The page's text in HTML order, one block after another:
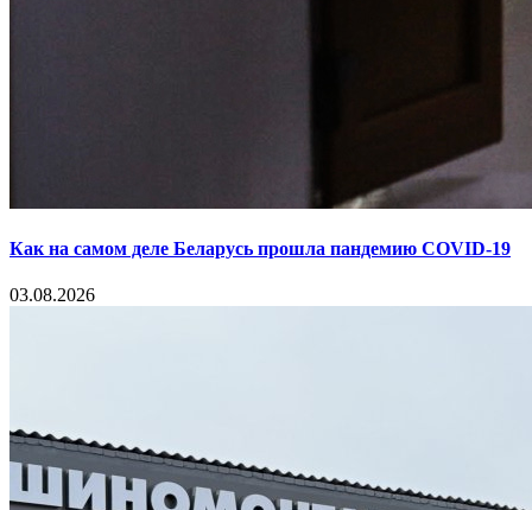
Как на самом деле Беларусь прошла пандемию COVID-19
03.08.2026